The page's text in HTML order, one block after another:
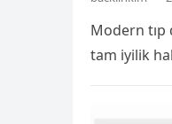
Modern tıp
tam iyilik